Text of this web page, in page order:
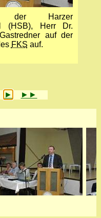
der Harzer
(HSB), Herr Dr.
auf der
FKS auf.
► ►►